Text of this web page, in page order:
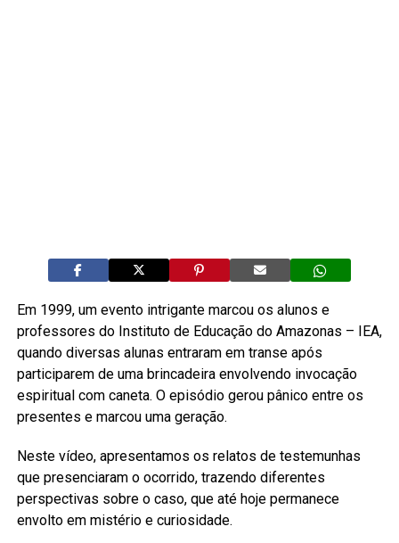
Em 1999, um evento intrigante marcou os alunos e
professores do Instituto de Educação do Amazonas – IEA,
quando diversas alunas entraram em transe após
participarem de uma brincadeira envolvendo invocação
espiritual com caneta. O episódio gerou pânico entre os
presentes e marcou uma geração.
Neste vídeo, apresentamos os relatos de testemunhas
que presenciaram o ocorrido, trazendo diferentes
perspectivas sobre o caso, que até hoje permanece
envolto em mistério e curiosidade.